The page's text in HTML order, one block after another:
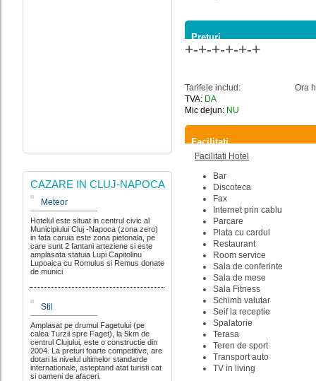
CAZARE IN CLUJ-NAPOCA
Meteor
Hotelul este situat in centrul civic al
Municipiului Cluj -Napoca (zona zero)
in fata caruia este zona pietonala, pe
care sunt 2 fantani arteziene si este
amplasata statuia Lupi Capitolinu
Lupoaica cu Romulus si Remus donate
de munici
Stil
Amplasat pe drumul Fagetului (pe
calea Turzii spre Faget), la 5km de
centrul Clujului, este o constructie din
2004. La preturi foarte competitive, are
dotari la nivelul ultimelor standarde
internationale, asteptand atat turisti cat
si oameni de afaceri.
Preturi
+-+-+-+-+-+
Tarifele includ:
TVA: DA
Mic dejun: NU
Ora
Facilitati
Facilitati Hotel
Bar
Discoteca
Fax
Internet prin cablu
Parcare
Plata cu cardul
Restaurant
Room service
Sala de conferinte
Sala de mese
Sala Fitness
Schimb valutar
Seif la receptie
Spalatorie
Terasa
Teren de sport
Transport auto
TV in living